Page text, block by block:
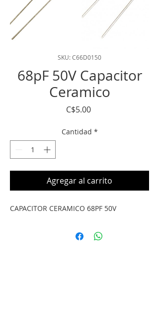
SKU: C66D0150
68pF 50V Capacitor
Ceramico
C$5.00Precio
Cantidad *
Agregar al carrito
CAPACITOR CERAMICO 68PF 50V